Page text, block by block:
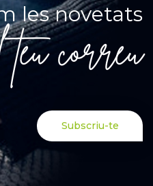
les novetats
teu correu
Subscriu-te